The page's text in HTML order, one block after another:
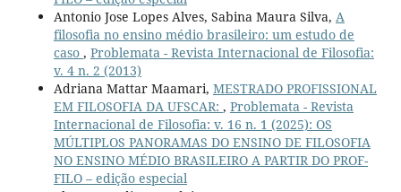
Antonio Jose Lopes Alves, Sabina Maura Silva, A
filosofia no ensino médio brasileiro: um estudo de
caso , Problemata - Revista Internacional de Filosofia:
v. 4 n. 2 (2013)
Adriana Mattar Maamari, MESTRADO PROFISSIONAL
EM FILOSOFIA DA UFSCAR: , Problemata - Revista
Internacional de Filosofia: v. 16 n. 1 (2025): OS
MÚLTIPLOS PANORAMAS DO ENSINO DE FILOSOFIA
NO ENSINO MÉDIO BRASILEIRO A PARTIR DO PROF-
FILO – edição especial